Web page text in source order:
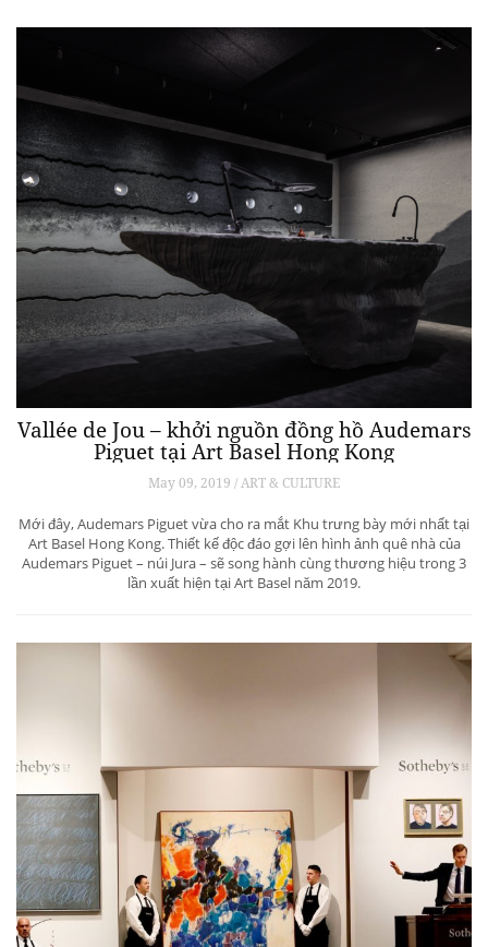
Vallée de Jou – khởi nguồn đồng hồ Audemars
Piguet tại Art Basel Hong Kong
May 09, 2019 / ART & CULTURE
Mới đây, Audemars Piguet vừa cho ra mắt Khu trưng bày mới nhất tại
Art Basel Hong Kong. Thiết kế độc đáo gợi lên hình ảnh quê nhà của
Audemars Piguet – núi Jura – sẽ song hành cùng thương hiệu trong 3
lần xuất hiện tại Art Basel năm 2019.